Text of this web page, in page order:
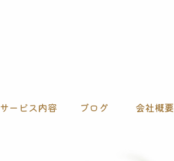
サービス内容 ブログ 会社概要